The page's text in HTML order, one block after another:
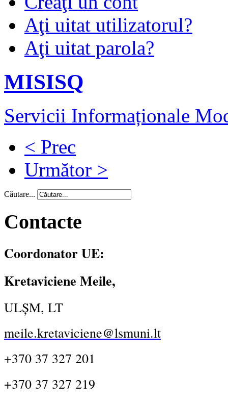
Aţi uitat utilizatorul?
Aţi uitat parola?
MISISQ
Servicii Informaționale
< Prec
Următor >
Căutare...
Contacte
Coordonator UE:
Kretaviciene Meile,
ULȘM, LT
meile.kretaviciene@lsmuni.lt
+370 37 327 201
+370 37 327 219